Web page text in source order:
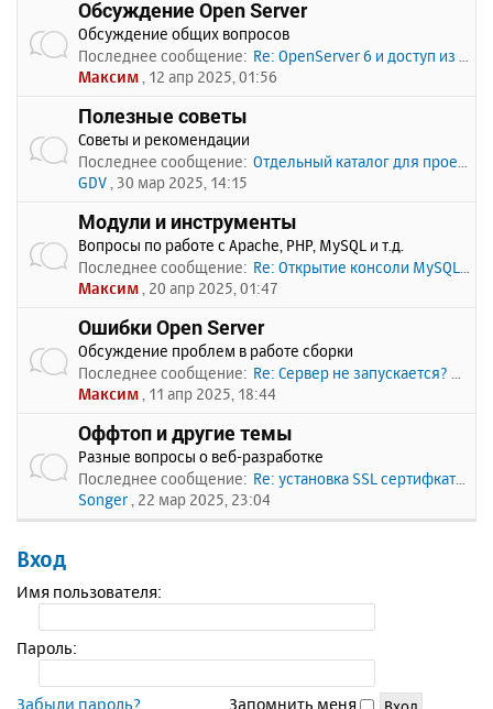
Обсуждение Open Server
Обсуждение общих вопросов
Последнее сообщение: Re: OpenServer 6 и доступ из …
Максим , 12 апр 2025, 01:56
Полезные советы
Советы и рекомендации
Последнее сообщение: Отдельный каталог для проекто…
GDV , 30 мар 2025, 14:15
Модули и инструменты
Вопросы по работе с Apache, PHP, MySQL и т.д.
Последнее сообщение: Re: Открытие консоли MySQL по…
Максим , 20 апр 2025, 01:47
Ошибки Open Server
Обсуждение проблем в работе сборки
Последнее сообщение: Re: Сервер не запускается? Пи…
Максим , 11 апр 2025, 18:44
Оффтоп и другие темы
Разные вопросы о веб-разработке
Последнее сообщение: Re: установка SSL сертифката
Songer , 22 мар 2025, 23:04
Вход
Имя пользователя:
Пароль:
Забыли пароль? Запомнить меня